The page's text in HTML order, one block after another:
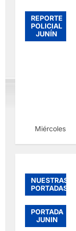
REPORTE
POLICIAL
JUNÍN
Miércoles,
NUESTRAS
PORTADAS
PORTADA
JUNIN